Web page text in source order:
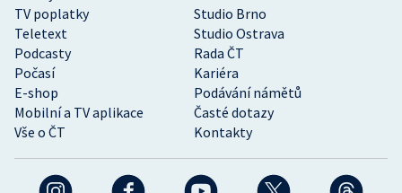
TV poplatky
Studio Brno
Teletext
Studio Ostrava
Podcasty
Rada ČT
Počasí
Kariéra
E-shop
Podávání námětů
Mobilní a TV aplikace
Časté dotazy
Vše o ČT
Kontakty